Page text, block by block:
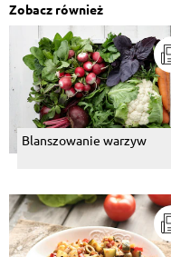
Zobacz również
Blanszowanie warzyw